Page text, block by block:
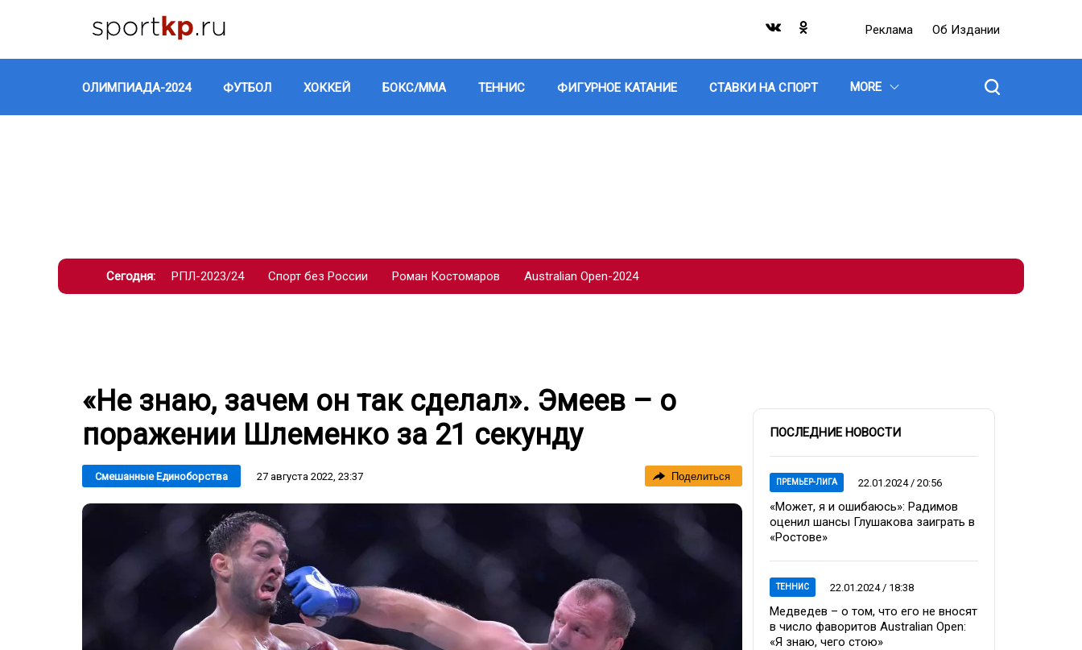
Реклама Об Издании
ОЛИМПИАДА-2024 ФУТБОЛ ХОККЕЙ БОКС/ММА ТЕННИС ФИГУРНОЕ КАТАНИЕ СТАВКИ НА СПОРТ MORE
Сегодня: РПЛ-2023/24 Спорт без России Роман Костомаров Australian Open-2024
«Не знаю, зачем он так сделал». Эмеев – о
поражении Шлеменко за 21 секунду
Смешанные Единоборства 27 августа 2022, 23:37 Поделиться
ПОСЛЕДНИЕ НОВОСТИ
ПРЕМЬЕР-ЛИГА 22.01.2024 / 20:56
«Может, я и ошибаюсь»: Радимов
оценил шансы Глушакова заиграть в
«Ростове»
ТЕННИС 22.01.2024 / 18:38
Медведев – о том, что его не вносят
в число фаворитов Australian Open:
«Я знаю, чего стою»